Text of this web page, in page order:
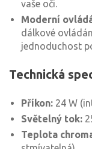
vaše oči.
Moderní
dálkové
jednoduchost
Technická
Příkon: 24 W
Světelný tok:
Teplota